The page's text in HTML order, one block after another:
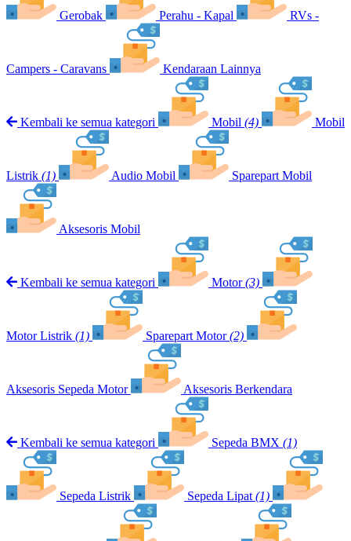
Gerobak Perahu - Kapal RVs -
Campers - Caravans Kendaraan Lainnya
Kembali ke semua kategori Mobil (4) Mobil
Listrik (1) Audio Mobil Sparepart Mobil
Aksesoris Mobil
Kembali ke semua kategori Motor (3)
Motor Listrik (1) Sparepart Motor (2)
Aksesoris Sepeda Motor Aksesoris Berkendara
Kembali ke semua kategori Sepeda BMX (1)
Sepeda Listrik Sepeda Lipat (1)